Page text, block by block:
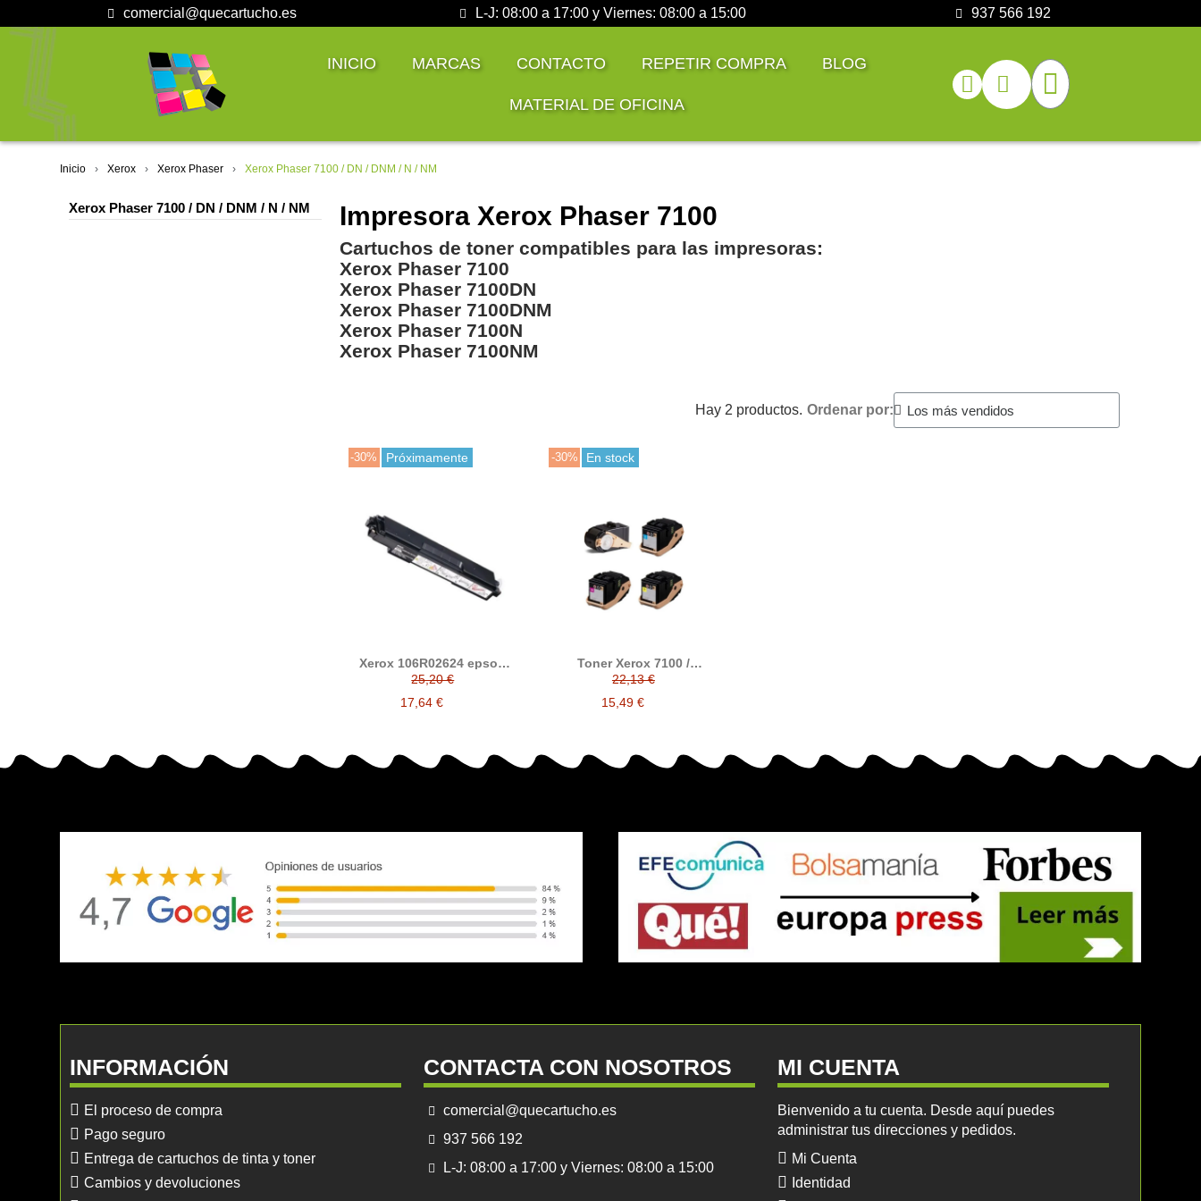
comercial@quecartucho.es L-J: 08:00 a 17:00 y Viernes: 08:00 a 15:00 937 566 192
INICIO MARCAS CONTACTO REPETIR COMPRA BLOG
MATERIAL DE OFICINA
Inicio Xerox Xerox Phaser Xerox Phaser 7100 / DN / DNM / N / NM
Xerox Phaser 7100 / DN / DNM / N / NM Impresora Xerox Phaser 7100
Cartuchos de toner compatibles para las impresoras:
Xerox Phaser 7100
Xerox Phaser 7100DN
Xerox Phaser 7100DNM
Xerox Phaser 7100N
Xerox Phaser 7100NM
Hay 2 productos. Ordenar por:
-30% Próximamente
Xerox 106R02624 epson
C13S050610 bote residual
compatible
25,20 €
17,64 €
-30% En stock
Toner Xerox 7100 /
Xerox7100 compatible
reemplaza a 106R02605 /
106R02604 / 106R02602 /
106R02600
22,13 €
15,49 €
INFORMACIÓN
El proceso de compra
Pago seguro
Entrega de cartuchos de tinta y toner
Cambios y devoluciones
CONTACTA CON NOSOTROS
comercial@quecartucho.es
937 566 192
L-J: 08:00 a 17:00 y Viernes: 08:00 a 15:00
MI CUENTA
Bienvenido a tu cuenta. Desde aquí puedes
administrar tus direcciones y pedidos.
Mi Cuenta
Identidad